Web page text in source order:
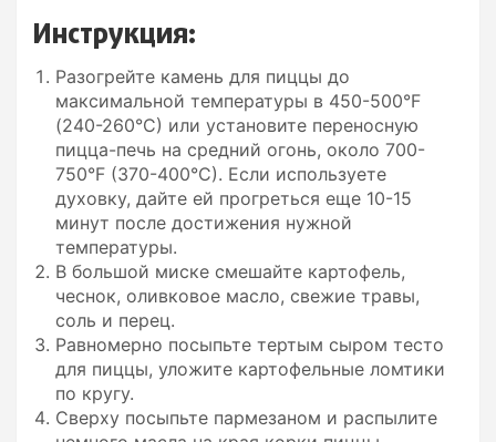
Инструкция:
Разогрейте камень для пиццы до
максимальной температуры в 450-500°F
(240-260°C) или установите переносную
пицца-печь на средний огонь, около 700-
750°F (370-400°C). Если используете
духовку, дайте ей прогреться еще 10-15
минут после достижения нужной
температуры.
В большой миске смешайте картофель,
чеснок, оливковое масло, свежие травы,
соль и перец.
Равномерно посыпьте тертым сыром тесто
для пиццы, уложите картофельные ломтики
по кругу.
Сверху посыпьте пармезаном и распылите